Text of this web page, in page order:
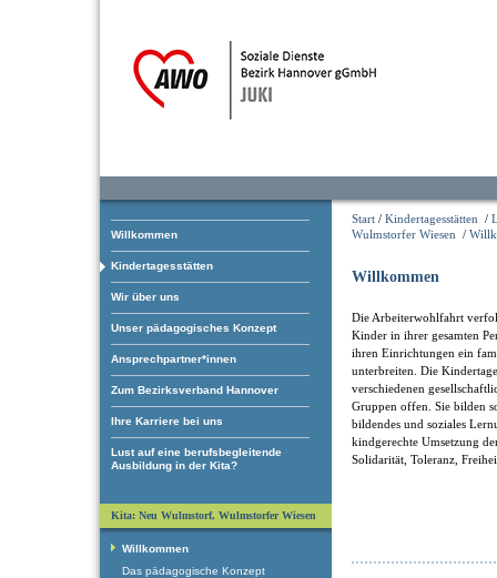
Willkommen
Kindertagesstätten
Wir über uns
Unser pädagogisches Konzept
Ansprechpartner*innen
Zum Bezirksverband Hannover
Ihre Karriere bei uns
Lust auf eine berufsbegleitende
Ausbildung in der Kita?
Start / Kindertagesstätten /
Wulmstorfer Wiesen /
Willkommen
Die Arbeiterwohlfahrt
Kinder in ihrer gesamten
ihren Einrichtungen ein
unterbreiten. Die
verschiedenen
Gruppen offen. Sie bilden
bildendes und soziales
kindgerechte Umsetzung
Solidarität, Toleranz,
Kita: Neu Wulmstorf, Wulmstorfer Wiesen
Willkommen
Das pädagogische Konzept